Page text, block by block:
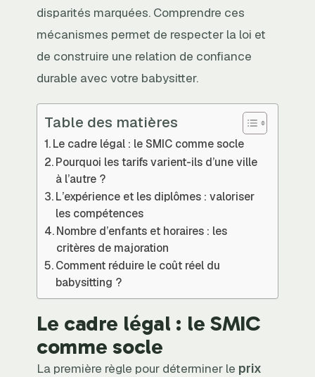
disparités marquées. Comprendre ces
mécanismes permet de respecter la loi et
de construire une relation de confiance
durable avec votre babysitter.
Table des matières
Le cadre légal : le SMIC comme socle
Pourquoi les tarifs varient-ils d’une ville
à l’autre ?
L’expérience et les diplômes : valoriser
les compétences
Nombre d’enfants et horaires : les
critères de majoration
Comment réduire le coût réel du
babysitting ?
Le cadre légal : le SMIC
comme socle
La première règle pour déterminer le prix